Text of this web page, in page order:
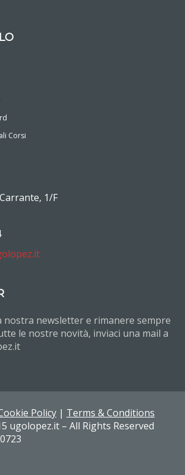
Corsi
1/F
nostra newsletter e rimanere sempre
le nostre novità, inviaci una mail a
Policy | Terms & Conditions
ugolopez.it – All Rights Reserved